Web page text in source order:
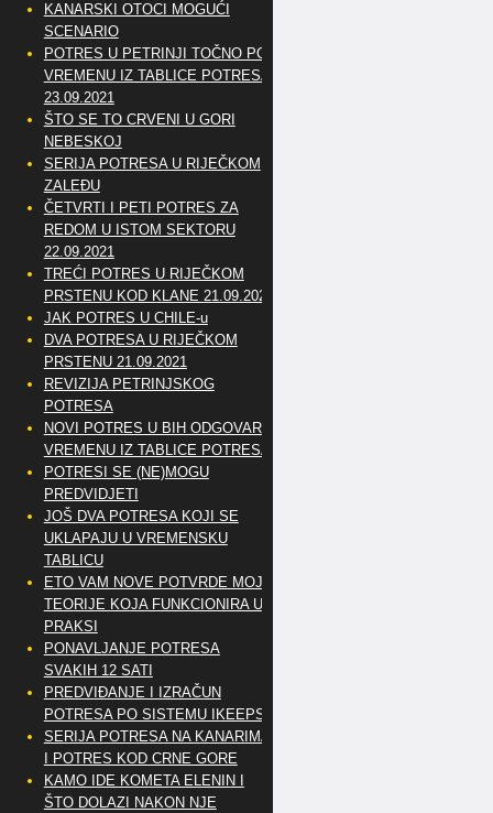
KANARSKI OTOCI MOGUĆI
SCENARIO
POTRES U PETRINJI TOČNO PO
VREMENU IZ TABLICE POTRESA
23.09.2021
ŠTO SE TO CRVENI U GORI
NEBESKOJ
SERIJA POTRESA U RIJEČKOM
ZALEĐU
ČETVRTI I PETI POTRES ZA
REDOM U ISTOM SEKTORU
22.09.2021
TREĆI POTRES U RIJEČKOM
PRSTENU KOD KLANE 21.09.2021
JAK POTRES U CHILE-u
DVA POTRESA U RIJEČKOM
PRSTENU 21.09.2021
REVIZIJA PETRINJSKOG
POTRESA
NOVI POTRES U BIH ODGOVARA
VREMENU IZ TABLICE POTRESA
POTRESI SE (NE)MOGU
PREDVIDJETI
JOŠ DVA POTRESA KOJI SE
UKLAPAJU U VREMENSKU
TABLICU
ETO VAM NOVE POTVRDE MOJE
TEORIJE KOJA FUNKCIONIRA U
PRAKSI
PONAVLJANJE POTRESA
SVAKIH 12 SATI
PREDVIĐANJE I IZRAČUN
POTRESA PO SISTEMU IKEEPS
SERIJA POTRESA NA KANARIMA
I POTRES KOD CRNE GORE
KAMO IDE KOMETA ELENIN I
ŠTO DOLAZI NAKON NJE